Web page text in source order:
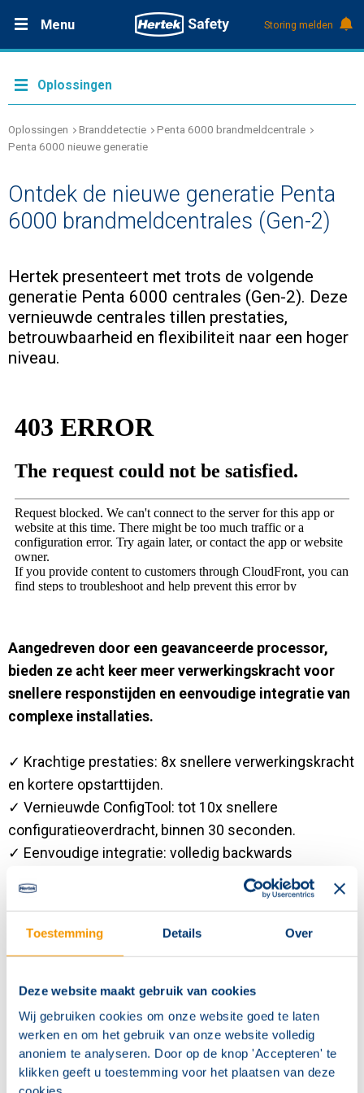
Toestemming Details Over
Deze website maakt gebruik van cookies
Wij gebruiken cookies om onze website goed te laten
werken en om het gebruik van onze website volledig
anoniem te analyseren. Door op de knop 'Accepteren' te
klikken geeft u toestemming voor het plaatsen van deze
Menu
Producten
Kennis
Over Hertek
Werken bij Hertek
Storing melden
Oplossingen
Oplossingen Branddetectie
Penta 6000 brandmeldcentrale
Penta 6000 nieuwe generatie
Ontdek de nieuwe generatie Penta
6000 brandmeldcentrales (Gen-2)
Hertek presenteert met trots de volgende
generatie Penta 6000 centrales (Gen-2). Deze
vernieuwde centrales tillen prestaties,
betrouwbaarheid en flexibiliteit naar een hoger
niveau.
Aangedreven door een geavanceerde processor,
bieden ze acht keer meer verwerkingskracht voor
snellere responstijden en eenvoudige integratie van
complexe installaties.
✓ Krachtige prestaties: 8x snellere verwerkingskracht
en kortere opstarttijden.
✓ Vernieuwde ConfigTool: tot 10x snellere
configuratieoverdracht, binnen 30 seconden.
✓ Eenvoudige integratie: volledig backwards
compatible en behoud van vertrouwde
artikelnummers en uiterlijk.
van de batterij en betere ondersteuning voor
Kortom: deze verbeteringen maken het eenvoudiger
en betrouwbaarder dan ooit om grotere en
geavanceerde brandveiligheidssystemen te beheren.